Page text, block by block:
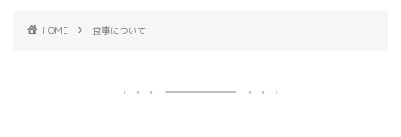
HOME 食事について